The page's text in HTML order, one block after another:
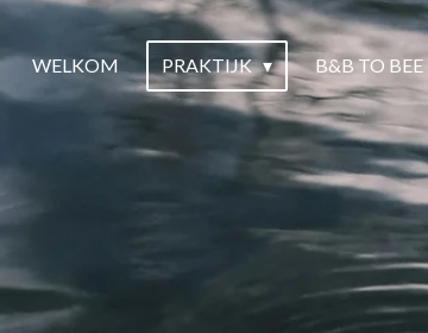
WELKOM PRAKTIJK B&B TO BEE